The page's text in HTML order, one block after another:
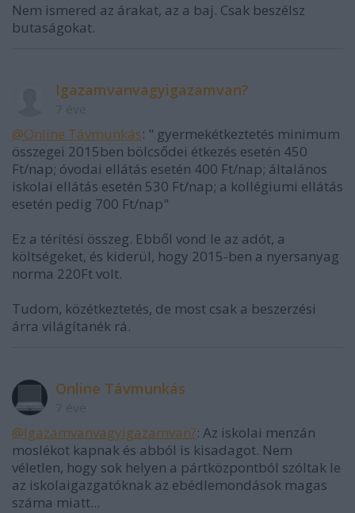
Nem ismered az árakat, az a baj. Csak beszélsz
butaságokat.
Igazamvanvagyigazamvan?
@Online Távmunkás: " gyermekétkeztetés minimum
összegei 2015ben bölcsődei étkezés esetén 450
Ft/nap; óvodai ellátás esetén 400 Ft/nap; általános
iskolai ellátás esetén 530 Ft/nap; a kollégiumi ellátás
esetén pedig 700 Ft/nap"
Ez a térítési összeg. Ebből vond le az adót, a
költségeket, és kiderül, hogy 2015-ben a nyersanyag
norma 220Ft volt.
Tudom, közétkeztetés, de most csak a beszerzési
árra világítanék rá.
Online Távmunkás
@Igazamvanvagyigazamvan?: Az iskolai menzán
moslékot kapnak és abból is kisadagot. Nem
véletlen, hogy sok helyen a pártközpontból szóltak le
az iskolaigazgatóknak az ebédlemondások magas
száma miatt...